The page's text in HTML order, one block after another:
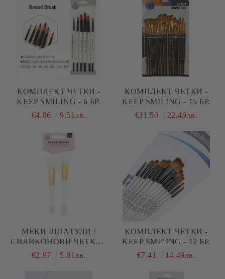
КОМПЛЕКТ ЧЕТКИ -
KEEP SMILING - 6 БР.
€4.86
9.51лв.
КОМПЛЕКТ ЧЕТКИ -
KEEP SMILING - 15 БР.
€11.50
22.49лв.
МЕКИ ШПАТУЛИ /
СИЛИКОНОВИ ЧЕТКИ -
2 РАЗМЕРА
€2.97 5.81лв.
КОМПЛЕКТ ЧЕТКИ -
KEEP SMILING - 12 БР.
€7.41
14.49лв.